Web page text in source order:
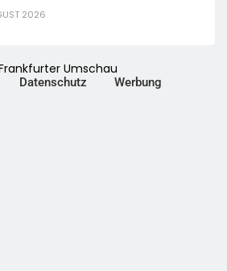
2026
Umschau
Datenschutz Werbung